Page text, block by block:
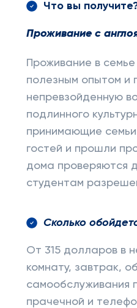
Что вы
Проживание с
Проживание в
полезным опытом и
непревзойденную
подлинного
принимающие
гостей и прошли
дома проверяются
студентам
Сколько
От 315 долларов в
комнату, завтрак,
самообслуживания
прачечной и